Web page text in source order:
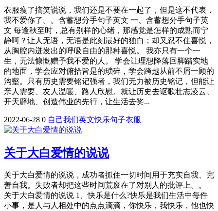
衣服瘦了搞笑说说，我们还是不要在一起了，但是这不代表，
我不爱你了。。含蓄想分手句子英文 一、含蓄想分手句子英
文 每逢秋至时，总有别样的心绪，那感觉是怎样的成熟而宁
静呵？让人无语，无语是此刻最好的独白；却又忍不住喜悦，
从胸腔内迸发出的呼吸自由的那种喜悦。 我亦只有一个一
生，无法慷慨赠予我不爱的人。 学会让理想降落回脚踏实地
的地面，学会应对俯拾皆是的琐碎，学会跨越从前不屑一顾的
沟壑。只有历史需要铭记强者，我们无力被历史铭记，但能让
亲人需要、友人温暖、路人欣慰。就让历史去讴歌壮志凌云、
开天辟地、创造伟业的先行，让生活去奖...
2022-06-28 0 自己我们英文快乐句子衣服
关于大白爱情的说说
关于大白爱情的说说，成功者抓住一切时间用于充实自我、完
善自我。失败者却把这些时间荒废在了对别人的批评上。。
关于大白爱情的说说 1、快乐是什么?快乐是我们生活中每件
小事，是人与人相处中的点点滴滴，你快乐，我快乐，他也快